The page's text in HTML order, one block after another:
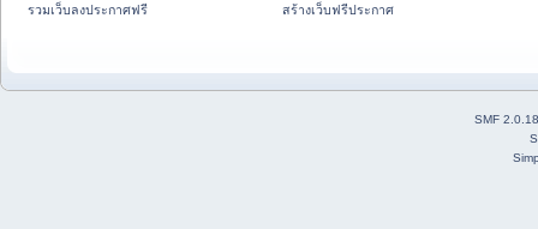
รวมเว็บลงประกาศฟรี
สร้างเว็บฟรีประกาศ
SMF 2.0.18